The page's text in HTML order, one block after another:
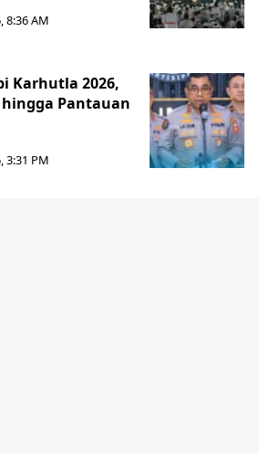
8:36 AM
Karhutla 2026,
Pantauan
3:31 PM